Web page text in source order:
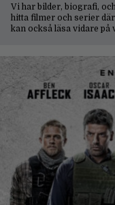
Vi har bilder, biografi,
hitta filmer och serier
kan också läsa vidare på